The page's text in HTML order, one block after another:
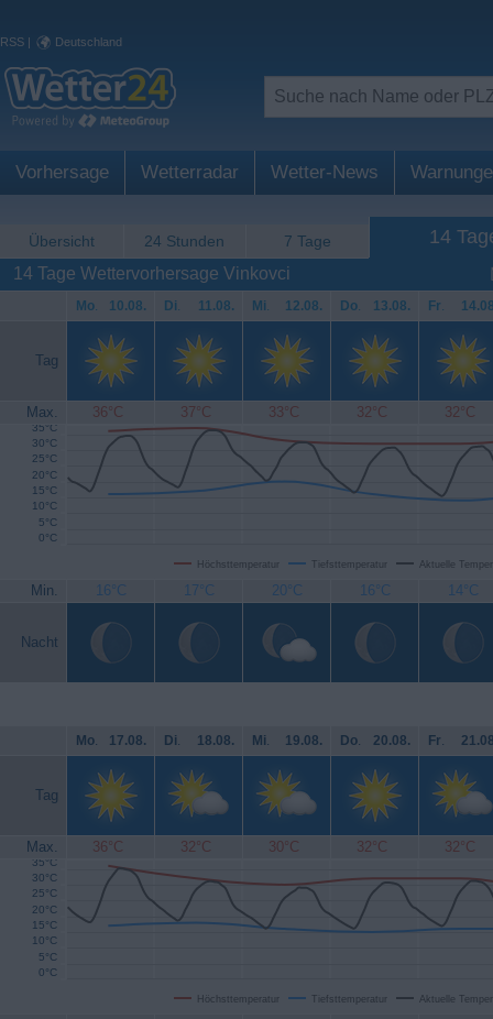
RSS | Deutschland
Vorhersage Wetterradar Wetter-News
Übersicht 24 Stunden 7 Tage 14
14 Tage Wettervorhersage Vinkovci
Mo. 10.08. Di. 11.08. Mi. 12.08. Do. 13.08. Fr.
Tag
Max. 36°C 37°C 33°C 32°C 32°C
Höchsttemperatur Tiefsttemperatur Aktuelle
0°C
5°C
10°C
15°C
20°C
25°C
30°C
35°C
Min. 16°C 17°C 20°C 16°C 14°C
Nacht
Mo. 17.08. Di. 18.08. Mi. 19.08. Do. 20.08. Fr.
Tag
Max. 36°C 32°C 30°C 32°C 32°C
Höchsttemperatur Tiefsttemperatur Aktuelle
0°C
5°C
10°C
15°C
20°C
25°C
30°C
35°C